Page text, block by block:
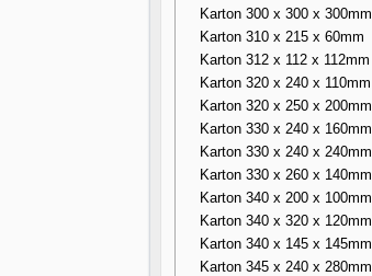
Karton 300 x 300 x 300mm
Karton 310 x 215 x 60mm
Karton 312 x 112 x 112mm
Karton 320 x 240 x 110mm
Karton 320 x 250 x 200mm
Karton 330 x 240 x 160mm
Karton 330 x 240 x 240mm
Karton 330 x 260 x 140mm
Karton 340 x 200 x 100mm
Karton 340 x 320 x 120mm
Karton 340 x 145 x 145mm
Karton 345 x 240 x 280mm